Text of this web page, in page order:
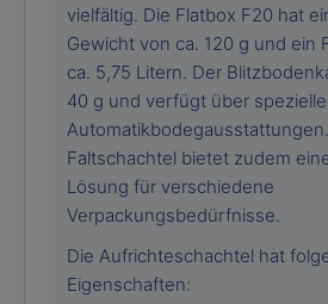
vielfältig. Die Flatbox F20 hat
Gewicht von ca. 120 g und ein
ca. 5,75 Litern. Der
40 g und verfügt über spezielle
Faltschachtel bietet zudem
Lösung für verschiedene
Verpackungsbedürfnisse.
Die Aufrichteschachtel hat
Eigenschaften: